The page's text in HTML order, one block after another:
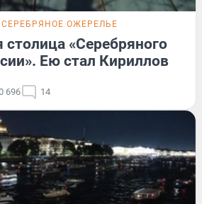
СЕРЕБРЯНОЕ ОЖЕРЕЛЬЕ
столица «Серебряного
Ею стал Кириллов
696 14